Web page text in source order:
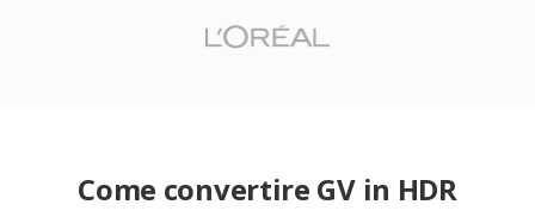
Come convertire GV in HDR